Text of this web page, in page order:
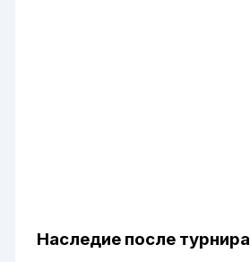
Наследие после турнира